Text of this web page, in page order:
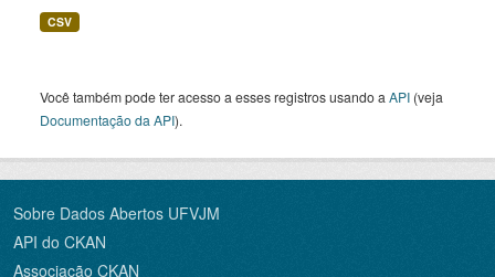
CSV
Você também pode ter acesso a esses registros usando a API (veja
Documentação da API).
Sobre Dados Abertos UFVJM
API do CKAN
Associação CKAN